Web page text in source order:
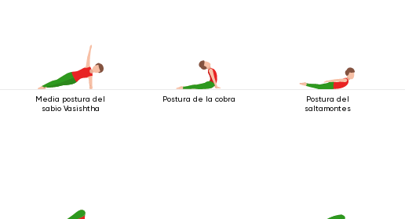
Media postura del
sabio Vasishtha
Postura de la cobra
Postura del
saltamontes